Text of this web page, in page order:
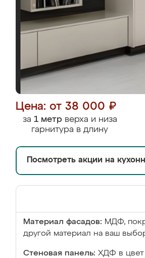
Цена: от 38 000 ₽
за 1 метрверха и низа
гарнитура в длину
Посмотреть акции на
Материал фасадов: МДФ,
другой материал на ваш
Стеновая панель: ХДФ в